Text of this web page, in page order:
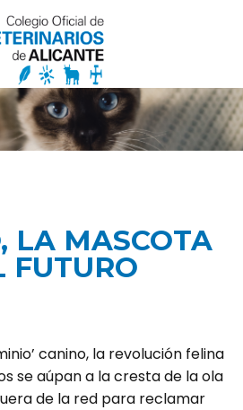
LA MASCOTA
FUTURO
canino, la revolución felina
se aúpan a la cresta de la ola
de la red para reclamar